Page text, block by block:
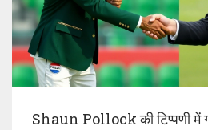
Shaun Pollock की टिप्पणी में